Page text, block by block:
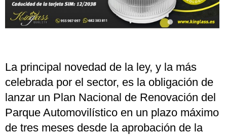
La principal novedad de la ley, y la más
celebrada por el sector, es la obligación de
lanzar un Plan Nacional de Renovación del
Parque Automovilístico en un plazo máximo
de tres meses desde la aprobación de la